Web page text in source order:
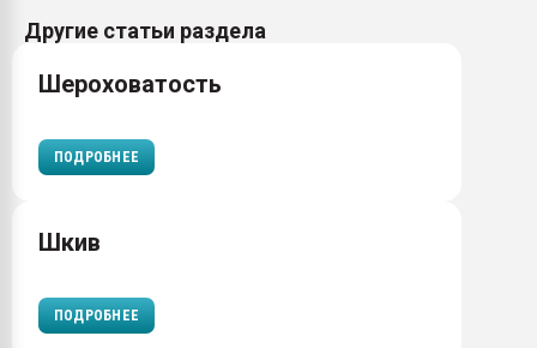
Другие статьи раздела
Шероховатость
ПОДРОБНЕЕ
Шкив
ПОДРОБНЕЕ